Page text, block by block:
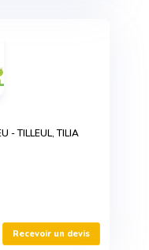
- TILLEUL, TILIA
Recevoir un devis